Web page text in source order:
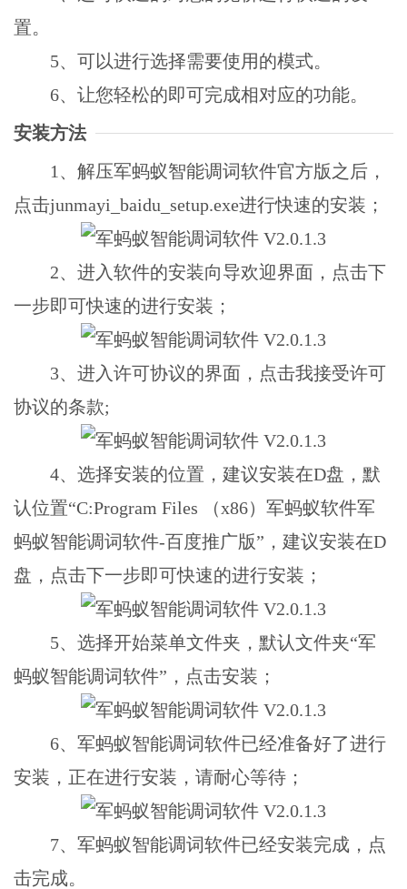
置。
5、可以进行选择需要使用的模式。
6、让您轻松的即可完成相对应的功能。
安装方法
1、解压军蚂蚁智能调词软件官方版之后，
点击junmayi_baidu_setup.exe进行快速的安装；
2、进入软件的安装向导欢迎界面，点击下
一步即可快速的进行安装；
3、进入许可协议的界面，点击我接受许可
协议的条款;
4、选择安装的位置，建议安装在D盘，默
认位置“C:Program Files （x86）军蚂蚁软件军
蚂蚁智能调词软件-百度推广版”，建议安装在D
盘，点击下一步即可快速的进行安装；
5、选择开始菜单文件夹，默认文件夹“军
蚂蚁智能调词软件”，点击安装；
6、军蚂蚁智能调词软件已经准备好了进行
安装，正在进行安装，请耐心等待；
7、军蚂蚁智能调词软件已经安装完成，点
击完成。